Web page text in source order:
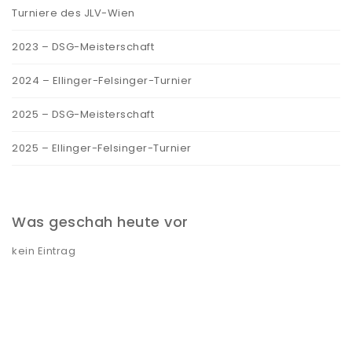
Turniere des JLV-Wien
2023 – DSG-Meisterschaft
2024 – Ellinger-Felsinger-Turnier
2025 – DSG-Meisterschaft
2025 – Ellinger-Felsinger-Turnier
Was geschah heute vor
kein Eintrag